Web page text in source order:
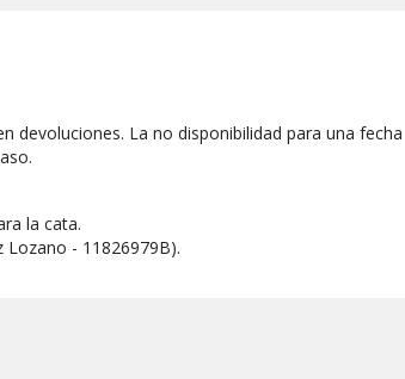
devoluciones. La no disponibilidad para una fecha
la cata.
- 11826979B).